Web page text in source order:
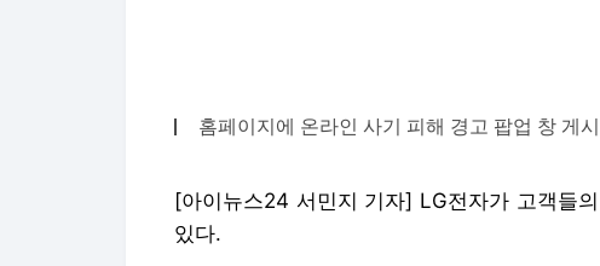
홈페이지에 온라인 사기 피해 경고 팝업 창 게
[아이뉴스24 서민지 기자] LG전자가 고객들
있다.